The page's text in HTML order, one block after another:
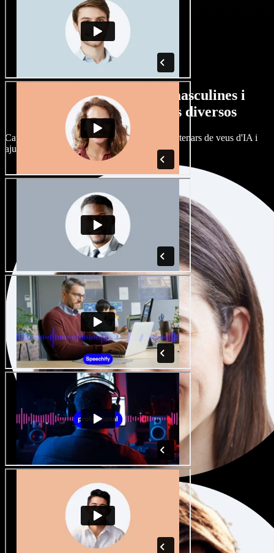
Gran varietat de veus masculines i
femenines amb accents diversos
Cap projecte ha de sonar igual. Tria entre centenars de veus d'IA i
ajusta'n l’accent.